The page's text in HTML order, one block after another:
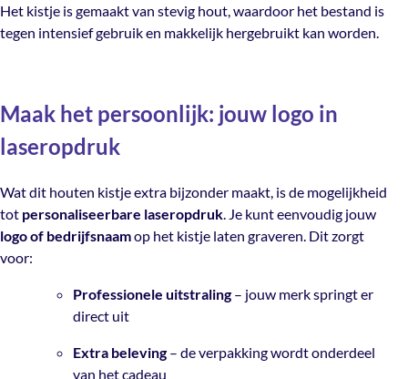
Het kistje is gemaakt van stevig hout, waardoor het bestand is
tegen intensief gebruik en makkelijk hergebruikt kan worden.
Maak het persoonlijk: jouw logo in
laseropdruk
Wat dit houten kistje extra bijzonder maakt, is de mogelijkheid
tot personaliseerbare laseropdruk. Je kunt eenvoudig jouw
logo of bedrijfsnaamop het kistje laten graveren. Dit zorgt
voor:
Professionele uitstraling– jouw merk springt er
direct uit
Extra beleving– de verpakking wordt onderdeel
van het cadeau